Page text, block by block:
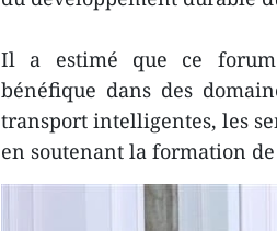
Il a estimé que ce forum
bénéfique dans des
transport intelligentes, les
en soutenant la formation